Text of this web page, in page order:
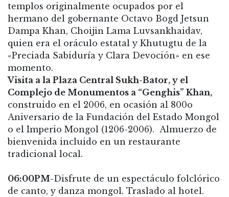
templos originalmente ocupados por el
hermano del gobernante Octavo Bogd Jetsun
Dampa Khan, Choijin Lama Luvsankhaidav,
quien era el oráculo estatal y Khutugtu de la
«Preciada Sabiduría y Clara Devoción» en ese
momento.
Visita a la Plaza Central Sukh-Bator, y el
Complejo de Monumentos a “Genghis” Khan,
construido en el 2006, en ocasión al 800o
Aniversario de la Fundación del Estado Mongol
o el Imperio Mongol (1206-2006). Almuerzo de
bienvenida incluido en un restaurante
tradicional local.
06:00PM-Disfrute de un espectáculo folclórico
de canto, y danza mongol. Traslado al hotel.